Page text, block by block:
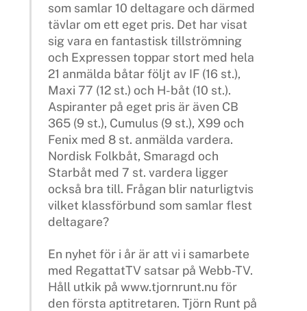
som samlar 10 deltagare och därmed
tävlar om ett eget pris. Det har visat
sig vara en fantastisk tillströmning
och Expressen toppar stort med hela
21 anmälda båtar följt av IF (16 st.),
Maxi 77 (12 st.) och H-båt (10 st.).
Aspiranter på eget pris är även CB
365 (9 st.), Cumulus (9 st.), X99 och
Fenix med 8 st. anmälda vardera.
Nordisk Folkbåt, Smaragd och
Starbåt med 7 st. vardera ligger
också bra till. Frågan blir naturligtvis
vilket klassförbund som samlar flest
deltagare?
En nyhet för i år är att vi i samarbete
med RegattatTV satsar på Webb-TV.
Håll utkik på www.tjornrunt.nu för
den första aptitretaren. Tjörn Runt på